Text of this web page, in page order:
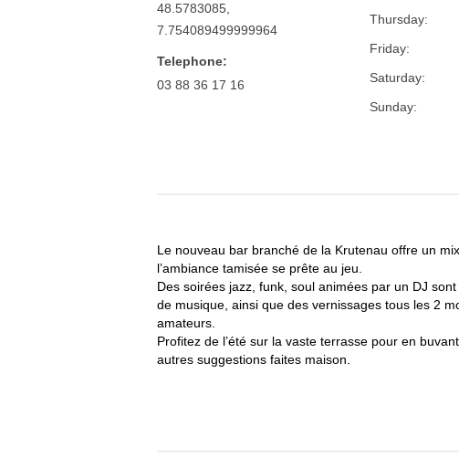
48.5783085,
7.754089499999964
Telephone:
03 88 36 17 16
Thursday:
Friday:
Saturday:
Sunday:
Le nouveau bar branché de la Krutenau offre un
l’ambiance tamisée se prête au jeu.
Des soirées jazz, funk, soul animées par un DJ
de musique, ainsi que des vernissages tous les 2
amateurs.
Profitez de l’été sur la vaste terrasse pour en
autres suggestions faites maison.